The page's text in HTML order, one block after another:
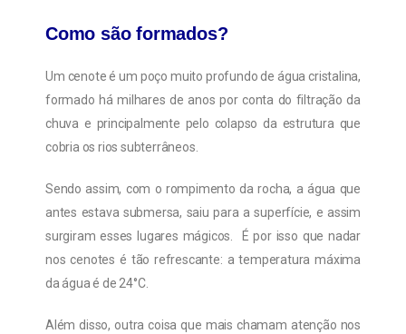
Como são formados?
Um cenote é um poço muito profundo de água cristalina,
formado há milhares de anos por conta do filtração da
chuva e principalmente pelo colapso da estrutura que
cobria os rios subterrâneos.
Sendo assim, com o rompimento da rocha, a água que
antes estava submersa, saiu para a superfície, e assim
surgiram esses lugares mágicos. É por isso que nadar
nos cenotes é tão refrescante: a temperatura máxima
da água é de 24°C.
Além disso, outra coisa que mais chamam atenção nos